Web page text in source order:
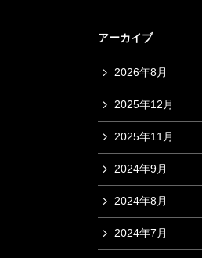
アーカイブ
2026年8月
2025年12月
2025年11月
2024年9月
2024年8月
2024年7月